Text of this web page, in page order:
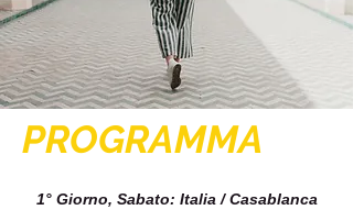
PROGRAMMA
1° Giorno, Sabato: Italia / Casablanca